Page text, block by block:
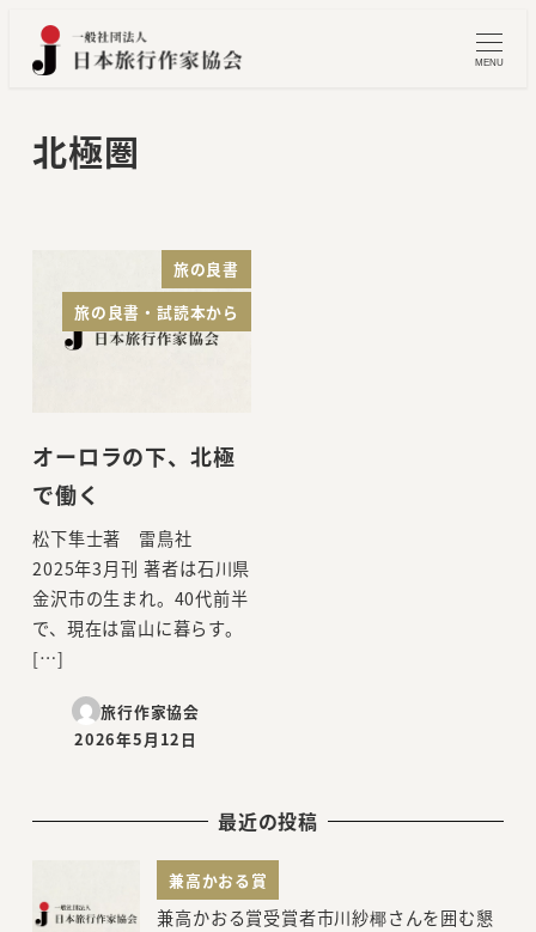
MENU
北極圏
旅の良書
旅の良書・試読本から
オーロラの下、北極
で働く
松下隼士著 雷鳥社
2025年3月刊 著者は石川県
金沢市の生まれ。40代前半
で、現在は富山に暮らす。
[…]
旅行作家協会
投稿日
2026年5月12日
最近の投稿
兼高かおる賞
兼高かおる賞受賞者市川紗椰さんを囲む懇